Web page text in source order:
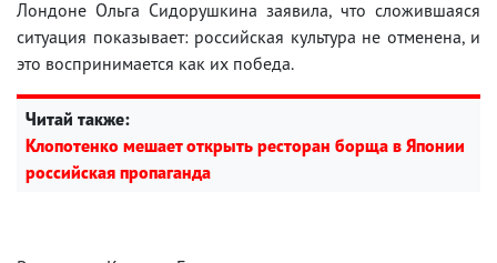
Лондоне Ольга Сидорушкина заявила, что сложившаяся
ситуация показывает: российская культура не отменена, и
это воспринимается как их победа.
Читай также:
Клопотенко мешает открыть ресторан борща в Японии
российская пропаганда